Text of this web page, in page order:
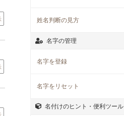
姓名判断の見方
名字の管理
名字を登録
名字をリセット
名付けのヒント・便利ツール